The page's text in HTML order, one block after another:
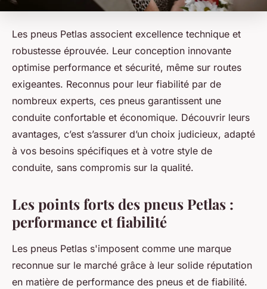
Les pneus Petlas associent excellence technique et
robustesse éprouvée. Leur conception innovante
optimise performance et sécurité, même sur routes
exigeantes. Reconnus pour leur fiabilité par de
nombreux experts, ces pneus garantissent une
conduite confortable et économique. Découvrir leurs
avantages, c’est s’assurer d’un choix judicieux, adapté
à vos besoins spécifiques et à votre style de
conduite, sans compromis sur la qualité.
Les points forts des pneus Petlas :
performance et fiabilité
Les pneus Petlas s'imposent comme une marque
reconnue sur le marché grâce à leur solide réputation
en matière de performance des pneus et de fiabilité.